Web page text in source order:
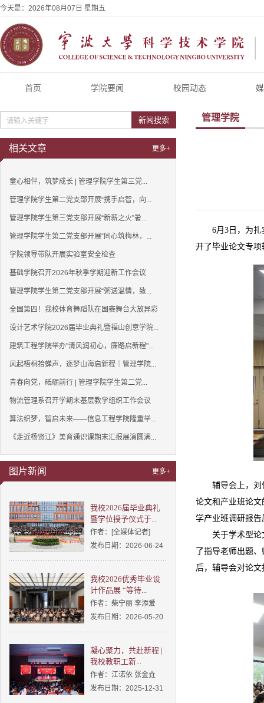
今天是： 2026年08月07日 星期五
首页 学院要闻 校园动态
新闻搜索
相关文章 更多+
童心相伴，筑梦成长 | 管理学院学生第三党...
管理学院学生第二党支部开展“携手启智，向...
管理学院学生第三党支部开展“新薪之火”暑...
管理学院学生第二党支部开展“同心筑梅林，...
学院领导带队开展实验室安全检查
基础学院召开2026年秋季学期迎新工作会议
管理学院学生第二党支部开展“粥送温情，致...
全国第四！我校体育舞蹈队在国赛舞台大放异彩
设计艺术学院2026届毕业典礼暨福山创意学院...
建筑工程学院举办"清风润初心，廉路启新程"...
风起梧桐拾蝉声，逐梦山海启新程｜管理学院...
青春向党，砥砺前行 | 管理学院学生第二党...
物流管理系召开学期末基层教学组织工作会议
算法织梦，智启未来——信息工程学院隆重举...
《走近杨贤江》美育通识课期末汇报展演圆满...
图片新闻 更多+
我校2026届毕业典礼
暨学位授予仪式于...
作者：[全媒体记者]
发布日期：2026-06-24
我校2026优秀毕业设
计作品展 “等待...
作者：柴宁丽 李添爱
发布日期：2026-05-20
凝心聚力，共赴新程 |
我校教职工新...
作者：江诺依 张金垚
发布日期：2025-12-31
管理学院
6月3日，为
开了毕业论文专
辅导会上，
论文和产业班论
学产业班调研报
关于学术型
了指导老师出题
后，辅导会对论